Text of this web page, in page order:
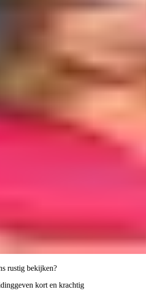
rustig bekijken?
kort en krachtig